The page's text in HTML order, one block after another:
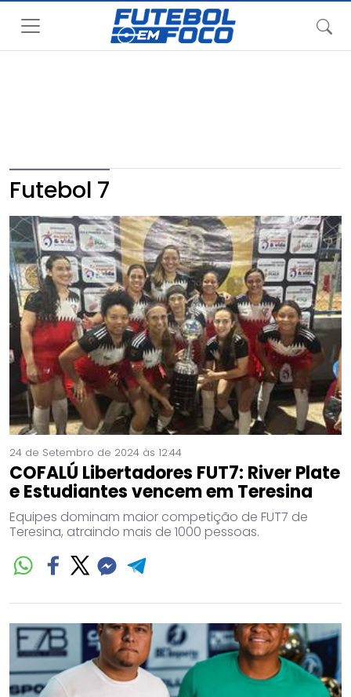
Futebol 7
24 de Setembro de 2024 às 12:44
COFALÚ Libertadores FUT7: River Plate
e Estudiantes vencem em Teresina
Equipes dominam maior competição de FUT7 de
Teresina, atraindo mais de 1000 pessoas.